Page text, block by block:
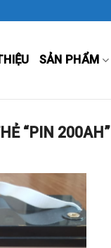
SẢN PHẨM
“PIN 200AH”
Add to
Wishlist